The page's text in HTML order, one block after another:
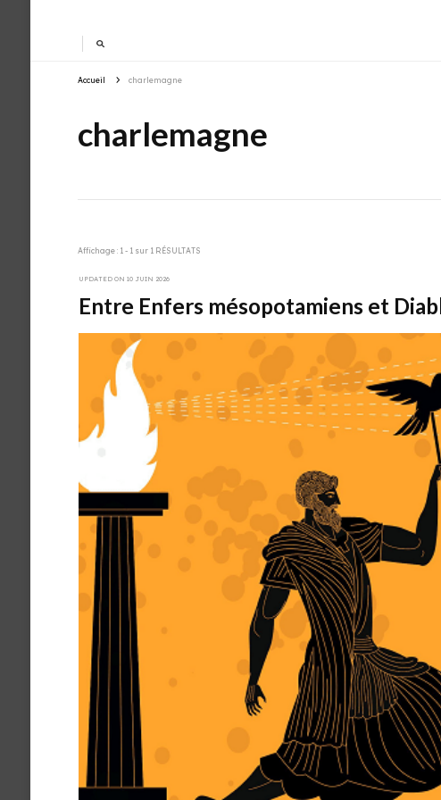
Accueil charlemagne
charlemagne
Affichage : 1 - 1 sur 1 RÉSULTATS
UPDATED ON 10 JUIN 2026
Entre Enfers mésopotamiens et